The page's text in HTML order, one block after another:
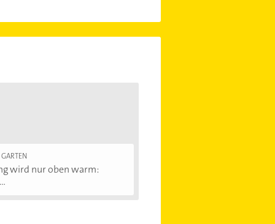
wird nur oben warm: